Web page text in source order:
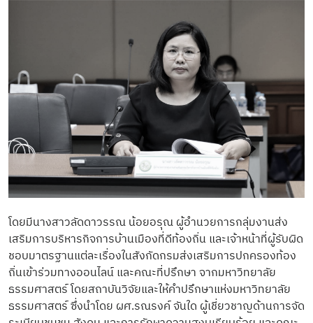
โดยมีนางสาวลัดดาวรรณ น้อยอรุณ ผู้อำนวยการกลุ่มงานส่ง
เสริมการบริหารกิจการบ้านเมืองที่ดีท้องถิ่น และเจ้าหน้าที่ผู้รับผิด
ชอบมาตรฐานแต่ละเรื่องในสังกัดกรมส่งเสริมการปกครองท้อง
ถิ่นเข้าร่วมทางออนไลน์ และคณะที่ปรึกษา จากมหาวิทยาลัย
ธรรมศาสตร์ โดยสถาบันวิจัยและให้คำปรึกษาแห่งมหาวิทยาลัย
ธรรมศาสตร์ ซึ่งนำโดย ผศ.รณรงค์ จันใด ผู้เชี่ยวชาญด้านการจัด